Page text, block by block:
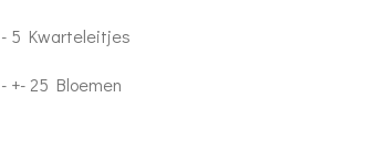
- 5 Kwarteleitjes
- +- 25 Bloemen